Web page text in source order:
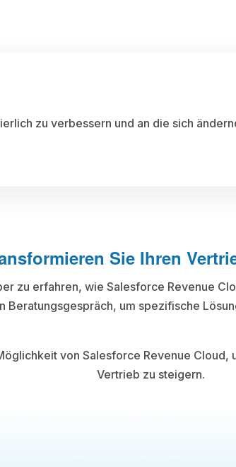
zu verbessern und an die sich
Sie Ihren
zu erfahren, wie Salesforce Revenue
Beratungsgespräch, um spezifische
von Salesforce Revenue
Vertrieb zu steigern.